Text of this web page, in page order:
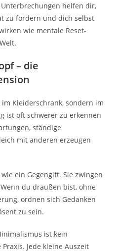
helfen dir,
zu fördern und dich selbst
wie mentale Reset-
– die
Kleiderschrank, sondern im
ist oft schwerer zu erkennen
ständige
mit anderen erzeugen
ein Gegengift. Sie zwingen
du draußen bist, ohne
ordnen sich Gedanken
zu sein.
ist kein
Jede kleine Auszeit